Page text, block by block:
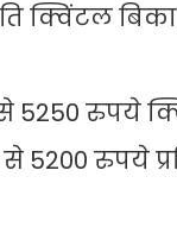
क्विंटल
5250 रुपये
5200 रुपये